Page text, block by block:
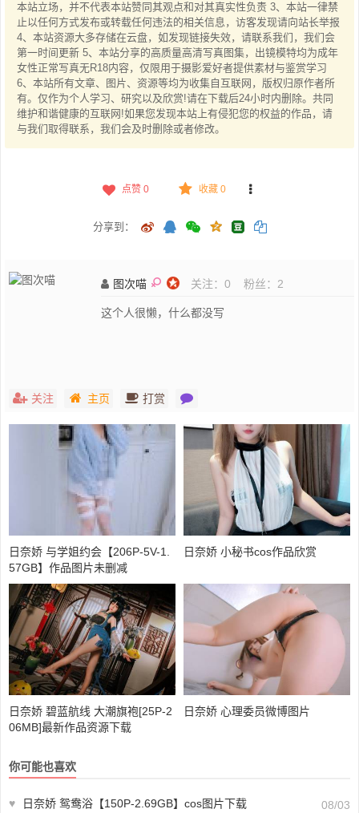
本站立场，并不代表本站赞同其观点和对其真实性负责 3、本站一律禁
止以任何方式发布或转载任何违法的相关信息，访客发现请向站长举报
4、本站资源大多存储在云盘，如发现链接失效，请联系我们，我们会
第一时间更新 5、本站分享的高质量高清写真图集，出镜模特均为成年
女性正常写真无R18内容，仅限用于摄影爱好者提供素材与鉴赏学习
6、本站所有文章、图片、资源等均为收集自互联网，版权归原作者所
有。仅作为个人学习、研究以及欣赏!请在下载后24小时内删除。共同
维护和谐健康的互联网!如果您发现本站上有侵犯您的权益的作品，请
与我们取得联系，我们会及时删除或者修改。
点赞 0 收藏 0
分享到：
图次喵 关注： 0 粉丝： 2
这个人很懒，什么都没写
关注 主页 打赏
日奈娇 与学姐约会【206P-5V-1.
57GB】作品图片未删减
日奈娇 小秘书cos作品欣赏
日奈娇 碧蓝航线 大潮旗袍[25P-2
06MB]最新作品资源下载
日奈娇 心理委员微博图片
你可能也喜欢
♥ 日奈娇 鸳鸯浴【150P-2.69GB】cos图片下载
08/03